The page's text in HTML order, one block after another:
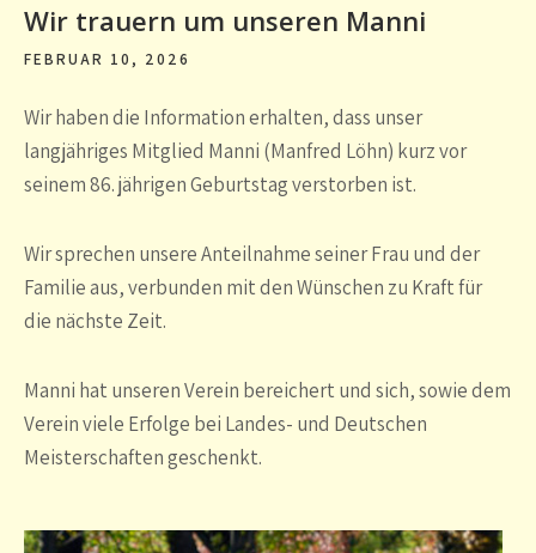
Wir trauern um unseren Manni
FEBRUAR 10, 2026
Wir haben die Information erhalten, dass unser
langjähriges Mitglied Manni (Manfred Löhn) kurz vor
seinem 86. jährigen Geburtstag verstorben ist.
Wir sprechen unsere Anteilnahme seiner Frau und der
Familie aus, verbunden mit den Wünschen zu Kraft für
die nächste Zeit.
Manni hat unseren Verein bereichert und sich, sowie dem
Verein viele Erfolge bei Landes- und Deutschen
Meisterschaften geschenkt.